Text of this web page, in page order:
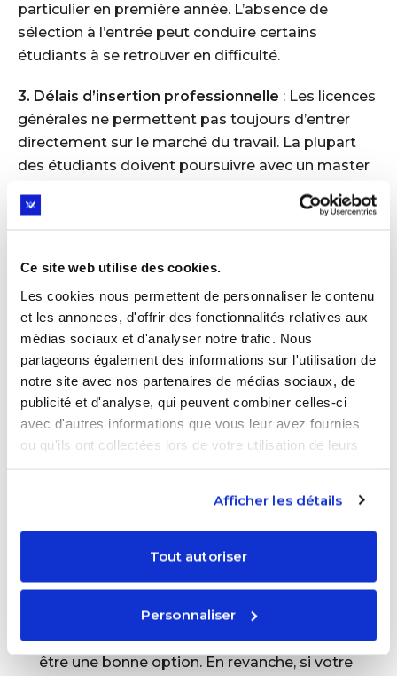
Ce site web utilise des cookies.
Les cookies nous permettent de personnaliser le contenu
et les annonces, d'offrir des fonctionnalités relatives aux
médias sociaux et d'analyser notre trafic. Nous
partageons également des informations sur l'utilisation de
notre site avec nos partenaires de médias sociaux, de
publicité et d'analyse, qui peuvent combiner celles-ci
avec d'autres informations que vous leur avez fournies
ou qu'ils ont collectées lors de votre utilisation de leurs
Afficher les détails
Tout autoriser
Personnaliser
particulier en première année. L’absence de
sélection à l’entrée peut conduire certains
étudiants à se retrouver en difficulté.
3. Délais d’insertion professionnelle : Les licences
générales ne permettent pas toujours d’entrer
directement sur le marché du travail. La plupart
des étudiants doivent poursuivre avec un master
L’accès à l’université se fait principalement via la
plateformeParcoursup, sans examen d’entrée.
Les étudiants sont admis en fonction de leur
dossier scolaire et de la filière choisie. Cependant,
certaines formations spécifiques (médecine,
STAPS, etc.) peuvent avoir des modalités
particulières.
Comment choisir entre prépa et
Le choix entre prépa et université dépend de
plusieurs facteurs :
Le profil de l’étudiant: Si votre enfant est très
motivé, autonome et capable de supporter
une charge de travail intense, une prépa peut
être une bonne option. En revanche, si votre